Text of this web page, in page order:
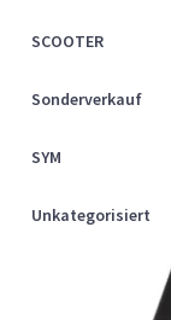
SCOOTER
Sonderverkauf
SYM
Unkategorisiert